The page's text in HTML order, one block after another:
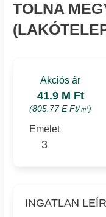
TOLNA
Akciós ár
41.9 M Ft
(805.77 E Ft/㎡)
Emelet
3
INGATLAN